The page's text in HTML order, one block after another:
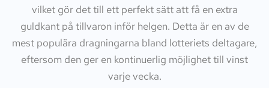
vilket gör det till ett perfekt sätt att få en extra
guldkant på tillvaron inför helgen. Detta är en av de
mest populära dragningarna bland lotteriets deltagare,
eftersom den ger en kontinuerlig möjlighet till vinst
varje vecka.